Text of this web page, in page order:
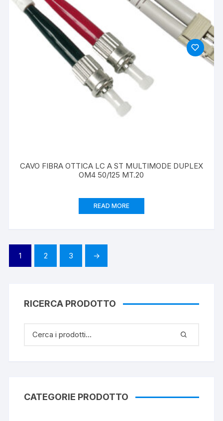
CAVO FIBRA OTTICA LC A ST MULTIMODE DUPLEX
OM4 50/125 MT.20
READ MORE
1 2 3 →
RICERCA PRODOTTO
CATEGORIE PRODOTTO